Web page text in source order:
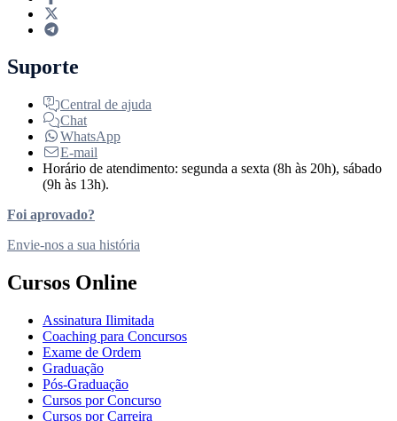
Suporte
Central de ajuda
Chat
WhatsApp
E-mail
Horário de atendimento: segunda a sexta (8h às 20h), sábado
(9h às 13h).
Foi aprovado?
Envie-nos a sua história
Cursos Online
Assinatura Ilimitada
Coaching para Concursos
Exame de Ordem
Graduação
Pós-Graduação
Cursos por Concurso
Cursos por Carreira